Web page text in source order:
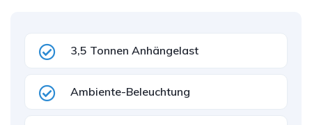
3,5 Tonnen Anhängelast
Ambiente-Beleuchtung